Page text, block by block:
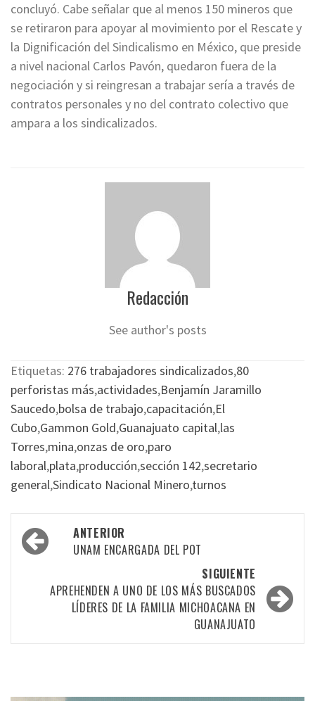
concluyó. Cabe señalar que al menos 150 mineros que
se retiraron para apoyar al movimiento por el Rescate y
la Dignificación del Sindicalismo en México, que preside
a nivel nacional Carlos Pavón, quedaron fuera de la
negociación y si reingresan a trabajar sería a través de
contratos personales y no del contrato colectivo que
ampara a los sindicalizados.
Redacción
See author's posts
Etiquetas: 276 trabajadores sindicalizados,80
perforistas más,actividades,Benjamín Jaramillo
Saucedo,bolsa de trabajo,capacitación,El
Cubo,Gammon Gold,Guanajuato capital,las
Torres,mina,onzas de oro,paro
laboral,plata,producción,sección 142,secretario
general,Sindicato Nacional Minero,turnos
Navegación
por
entradas
ANTERIOR
UNAM ENCARGADA DEL POT
SIGUIENTE
APREHENDEN A UNO DE LOS MÁS BUSCADOS
LÍDERES DE LA FAMILIA MICHOACANA EN
GUANAJUATO